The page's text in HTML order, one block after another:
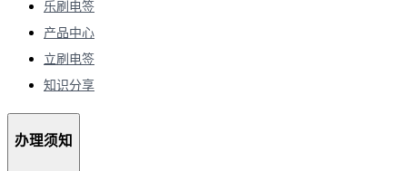
乐刷电签
产品中心
立刷电签
知识分享
办理须知